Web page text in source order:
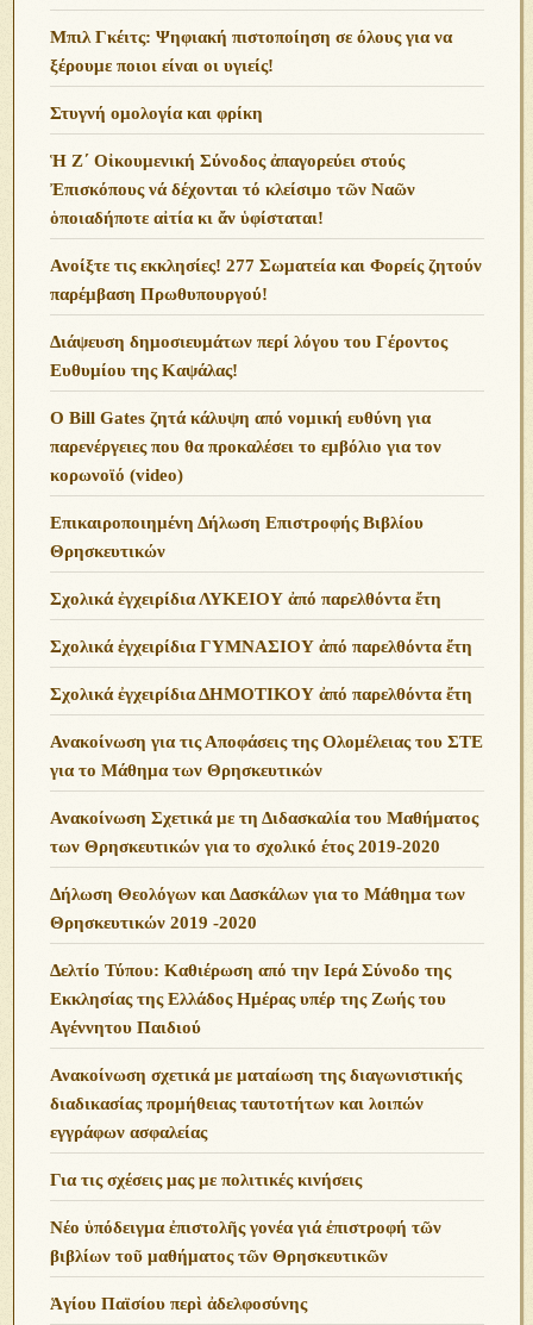
Μπιλ Γκέιτς: Ψηφιακή πιστοποίηση σε όλους για να
ξέρουμε ποιοι είναι οι υγιείς!
Στυγνή ομολογία και φρίκη
Ἡ Ζ΄ Οἰκουμενική Σύνοδος ἀπαγορεύει στούς
Ἐπισκόπους νά δέχονται τό κλείσιμο τῶν Ναῶν
ὁποιαδήποτε αἰτία κι ἄν ὑφίσταται!
Ανoίξτε τις εκκλησίες! 277 Σωματεία και Φορείς ζητούν
παρέμβαση Πρωθυπουργού!
Διάψευση δημοσιευμάτων περί λόγου του Γέροντος
Ευθυμίου της Καψάλας!
O Bill Gates ζητά κάλυψη από νομική ευθύνη για
παρενέργειες που θα προκαλέσει το εμβόλιο για τον
κορωνοϊό (video)
Επικαιροποιημένη Δήλωση Επιστροφής Βιβλίου
Θρησκευτικών
Σχολικά ἐγχειρίδια ΛΥΚΕΙΟΥ ἀπό παρελθόντα ἔτη
Σχολικά ἐγχειρίδια ΓΥΜΝΑΣΙΟΥ ἀπό παρελθόντα ἔτη
Σχολικά ἐγχειρίδια ΔΗΜΟΤΙΚΟΥ ἀπό παρελθόντα ἔτη
Ανακοίνωση για τις Αποφάσεις της Ολομέλειας του ΣΤΕ
για το Μάθημα των Θρησκευτικών
Ανακοίνωση Σχετικά με τη Διδασκαλία του Μαθήματος
των Θρησκευτικών για το σχολικό έτος 2019-2020
Δήλωση Θεολόγων και Δασκάλων για το Μάθημα των
Θρησκευτικών 2019 -2020
Δελτίο Τύπου: Καθιέρωση από την Ιερά Σύνοδο της
Εκκλησίας της Ελλάδος Ημέρας υπέρ της Ζωής του
Αγέννητου Παιδιού
Ανακοίνωση σχετικά με ματαίωση της διαγωνιστικής
διαδικασίας προμήθειας ταυτοτήτων και λοιπών
εγγράφων ασφαλείας
Για τις σχέσεις μας με πολιτικές κινήσεις
Νέο ὑπόδειγμα ἐπιστολῆς γονέα γιά ἐπιστροφή τῶν
βιβλίων τοῦ μαθήματος τῶν Θρησκευτικῶν
Ἁγίου Παϊσίου περὶ ἀδελφοσύνης